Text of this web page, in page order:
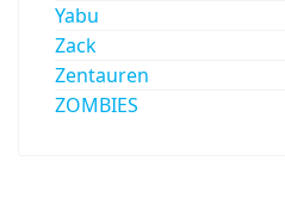
Yabu
Zack
Zentauren
ZOMBIES